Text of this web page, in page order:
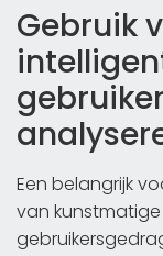
Gebruik
Een belangrijk
van